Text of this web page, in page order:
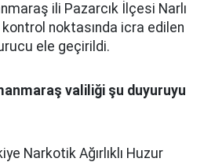
ili Pazarcık İlçesi Narlı
noktasında icra edilen
ele geçirildi.
valiliği şu duyuruyu
Narkotik Ağırlıklı Huzur